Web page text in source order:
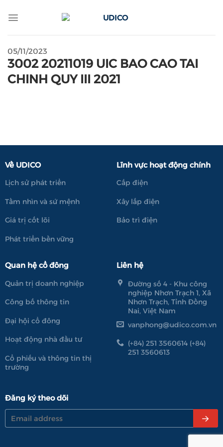
content
05/11/2023
3002 20211019 UIC BAO CAO TAI
CHINH QUY III 2021
Về UDICO
Lịch sử phát triển
Tầm nhìn và sứ mệnh
Giá trị cốt lõi
Phát triển bền vững
Lĩnh vực hoạt động chính
Cấp điện
Xây lắp điện
Bảo trì điện
Quan hệ cổ đông
Quản trị doanh nghiệp
Công bố thông tin
Đại hội cổ đông
Hoạt động nhà đầu tư
Cổ phiếu và thông tin thị
trường
Liên hệ
Đường số 4 - Khu công
nghiệp Nhơn Trạch 1, Xã
Nhơn Trạch, Tỉnh Đồng
Nai, Việt Nam
vanphong@udico.com.vn
(+84) 251 3560614 (+84)
251 3560613
Đăng ký theo dõi